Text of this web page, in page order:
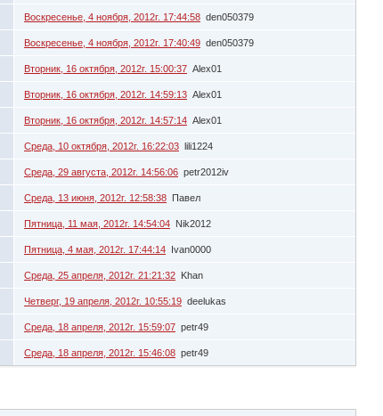
Воскресенье, 4 ноября, 2012г. 17:44:58 den050379
Воскресенье, 4 ноября, 2012г. 17:40:49 den050379
Вторник, 16 октября, 2012г. 15:00:37 Alex01
Вторник, 16 октября, 2012г. 14:59:13 Alex01
Вторник, 16 октября, 2012г. 14:57:14 Alex01
Среда, 10 октября, 2012г. 16:22:03 lili1224
Среда, 29 августа, 2012г. 14:56:06 petr2012iv
Среда, 13 июня, 2012г. 12:58:38 Павел
Пятница, 11 мая, 2012г. 14:54:04 Nik2012
Пятница, 4 мая, 2012г. 17:44:14 Ivan0000
Среда, 25 апреля, 2012г. 21:21:32 Khan
Четверг, 19 апреля, 2012г. 10:55:19 deelukas
Среда, 18 апреля, 2012г. 15:59:07 petr49
Среда, 18 апреля, 2012г. 15:46:08 petr49